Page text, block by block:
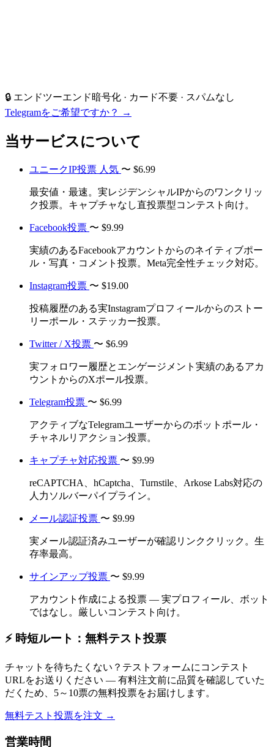
🔒 エンドツーエンド暗号化 · カード不要 · スパムなし
Telegramをご希望ですか？ →
当サービスについて
ユニークIP投票 人気 〜 $6.99
最安値・最速。実レジデンシャルIPからのワンクリッ
ク投票。キャプチャなし直投票型コンテスト向け。
Facebook投票 〜 $9.99
実績のあるFacebookアカウントからのネイティブポー
ル・写真・コメント投票。Meta完全性チェック対応。
Instagram投票 〜 $19.00
投稿履歴のある実Instagramプロフィールからのストー
リーポール・ステッカー投票。
Twitter / X投票 〜 $6.99
実フォロワー履歴とエンゲージメント実績のあるアカ
ウントからのXポール投票。
Telegram投票 〜 $6.99
アクティブなTelegramユーザーからのボットポール・
チャネルリアクション投票。
キャプチャ対応投票 〜 $9.99
reCAPTCHA、hCaptcha、Turnstile、Arkose Labs対応の
人力ソルバーパイプライン。
メール認証投票 〜 $9.99
実メール認証済みユーザーが確認リンククリック。生
存率最高。
サインアップ投票 〜 $9.99
アカウント作成による投票 — 実プロフィール、ボット
ではなし。厳しいコンテスト向け。
⚡ 時短ルート：無料テスト投票
チャットを待ちたくない？テストフォームにコンテスト
URLをお送りください — 有料注文前に品質を確認していた
だくため、5～10票の無料投票をお届けします。
無料テスト投票を注文 →
営業時間